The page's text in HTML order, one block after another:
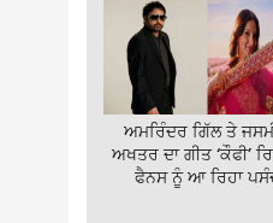
ਅਮਰਿੰਦਰ ਗਿੱਲ ਤੇ
ਅਖਤਰ ਦਾ ਗੀਤ ‘ਕੌਫੀ’
ਫੈਨਸ ਨੂੰ ਆ ਰਿਹਾ